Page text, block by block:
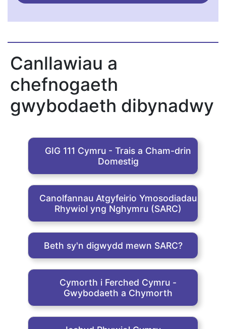
Canllawiau a
chefnogaeth
gwybodaeth dibynadwy
GIG 111 Cymru - Trais a Cham-drin
Domestig
Canolfannau Atgyfeirio Ymosodiadau
Rhywiol yng Nghymru (SARC)
Beth sy'n digwydd mewn SARC?
Cymorth i Ferched Cymru -
Gwybodaeth a Chymorth